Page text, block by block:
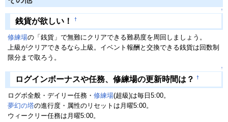
↑
銭貨が欲しい！ †
修練場の「銭貨」で無難にクリアできる難易度を周回しましょう。
上級がクリアできるなら上級。イベント報酬と交換できる銭貨は回数制
限分まで取ろう。
↑
ログインボーナスや任務、修練場の更新時間は？ †
ログボ全般・デイリー任務・ 修練場(超級)は毎日5:00。
夢幻の塔の進行度・属性のリセットは月曜5:00。
ウィークリー任務は月曜5:00。